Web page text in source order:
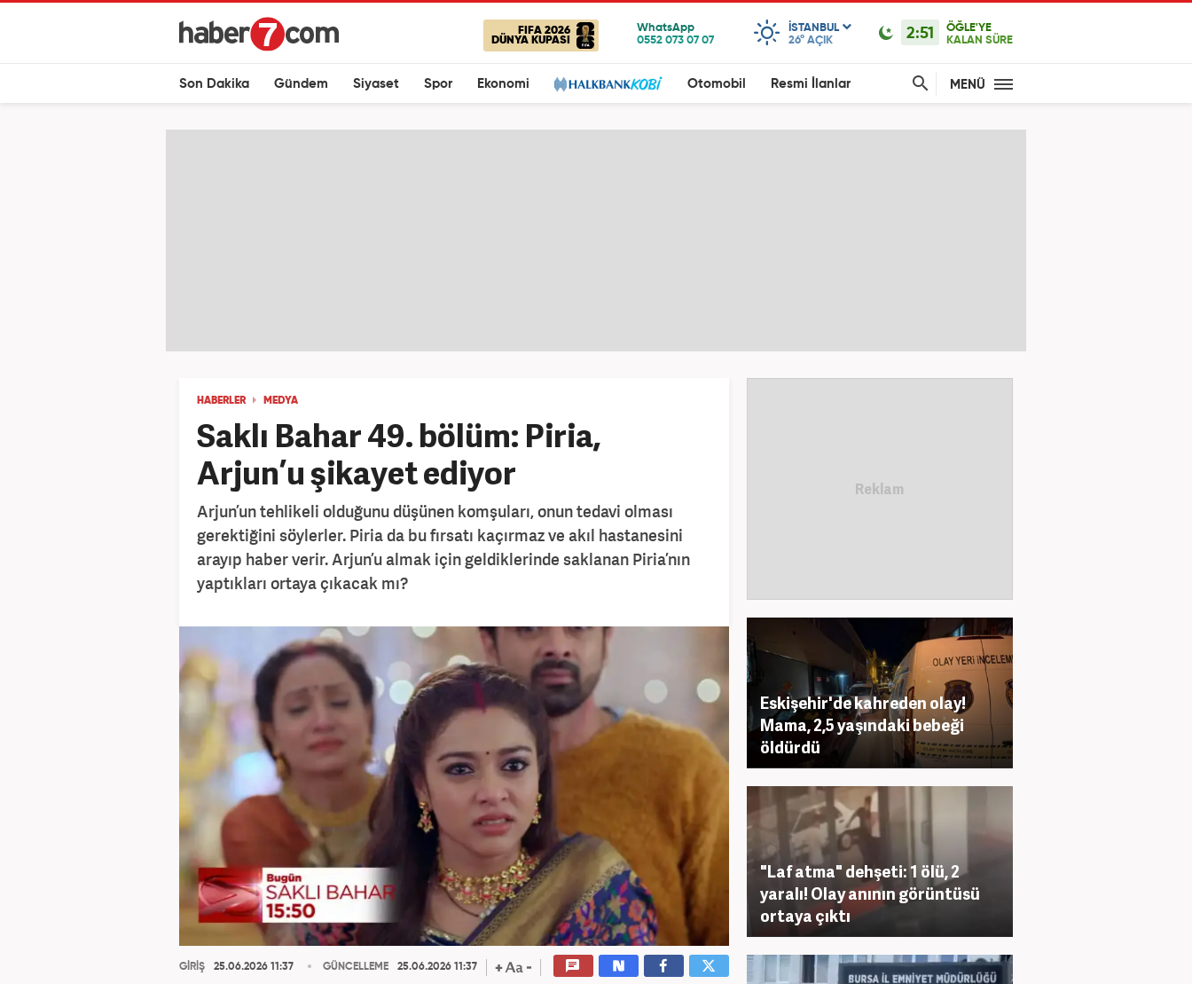
FIFA 2026
DÜNYA KUPASI
ISTANBUL
26° AÇIK 2:51
ÖĞLE'YE
KALAN SÜRE
Son Dakika Gündem Siyaset Spor Ekonomi Otomobil Resmi İlanlar MENÜ
HABERLER MEDYA
Saklı Bahar 49. bölüm: Piria,
Arjun’u şikayet ediyor
Arjun’un tehlikeli olduğunu düşünen komşuları, onun tedavi olması
gerektiğini söylerler. Piria da bu fırsatı kaçırmaz ve akıl hastanesini
arayıp haber verir. Arjun’u almak için geldiklerinde saklanan Piria’nın
yaptıkları ortaya çıkacak mı?
GİRİŞ 25.06.2026 11:37 GÜNCELLEME 25.06.2026 11:37
Eskişehir'de kahreden olay!
Mama, 2,5 yaşındaki bebeği
öldürdü
"Laf atma" dehşeti: 1 ölü, 2
yaralı! Olay anının görüntüsü
ortaya çıktı